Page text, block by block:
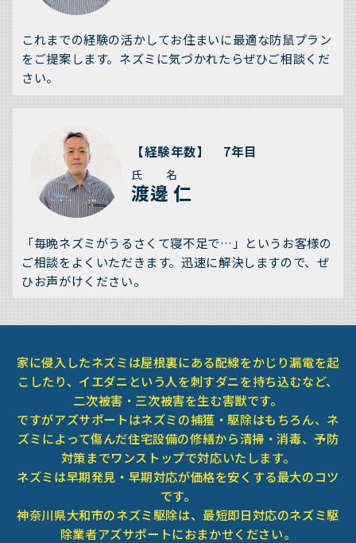
これまでの経験の活かしてお住まいに最適な防鼠プラン
をご提案します。ネズミに気づかれたらぜひご相談くだ
さい。
【経験年数】 7年目
氏 名
渡邊 仁
「毎晩ネズミがうるさくて寝不足で…」というお客様の
ご相談をよくいただきます。迅速に解決しますので、ぜ
ひお声がけください。
家に侵入したネズミは屋根裏にある配線をかじり漏電を起
こしたり、イエダニという人を刺すダニを持ち込むなど、
二次被害・三次被害を生む害獣です。
ですがアズサポートはネズミの捕獲・駆除はもちろん、ネ
ズミによって傷んだ住宅設備の修繕から清掃・消毒、予防
対策までワンストップで対応いたします。
ネズミは早期発見・早期対応が価格を安くする最大のコツ
です。
神奈川県大和市のネズミ駆除は、最短即日対応のネズミ駆
除業者アズサポートにおまかせください。